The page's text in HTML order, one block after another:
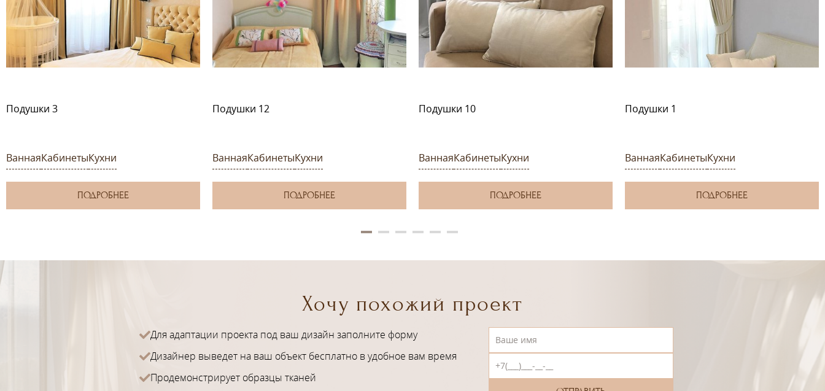
Подушки 3
ВаннаяКабинетыКухни
ПОДРОБНЕЕ
Подушки 12
ВаннаяКабинетыКухни
ПОДРОБНЕЕ
Подушки 10
ВаннаяКабинетыКухни
ПОДРОБНЕЕ
Подушки 1
ВаннаяКабинетыКухни
ПОДРОБНЕЕ
Хочу похожий проект
Для адаптации проекта под ваш дизайн заполните форму
Дизайнер выведет на ваш объект бесплатно в удобное вам время
Продемонстрирует образцы тканей